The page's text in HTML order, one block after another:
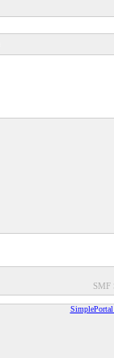
SMF